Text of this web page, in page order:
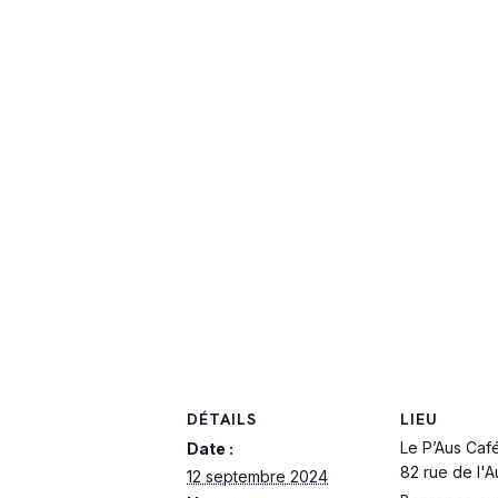
DÉTAILS
Date :
12 septembre 2024
LIEU
Le P’Aus
82 rue de